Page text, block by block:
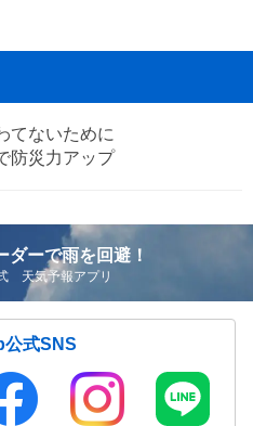
てないために
防災力アップ
ダーで雨を回避！
天気予報アプリ
式SNS